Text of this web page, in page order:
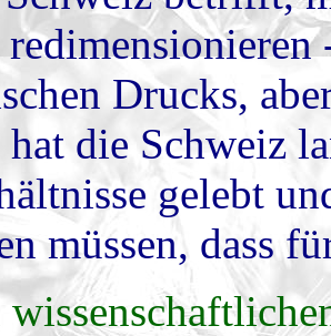
Drucks,
die Schweiz
gelebt
müssen, dass